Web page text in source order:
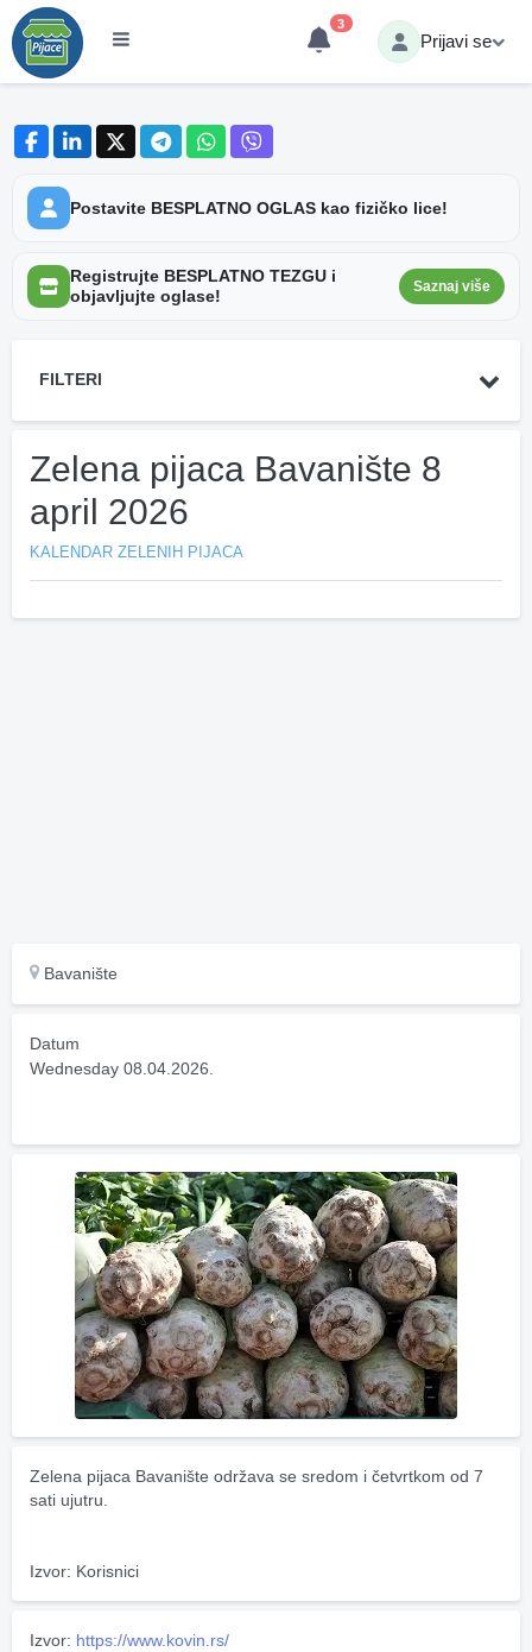
3
Prijavi se
Postavite BESPLATNO OGLAS kao fizičko lice!
Registrujte BESPLATNO TEZGU i
objavljujte oglase!
Saznaj više
FILTERI
Zelena pijaca Bavanište 8
april 2026
KALENDAR ZELENIH PIJACA
Bavanište
Datum
Wednesday 08.04.2026.
Zelena pijaca Bavanište održava se sredom i četvrtkom od 7
sati ujutru.
Izvor: Korisnici
Izvor: https://www.kovin.rs/